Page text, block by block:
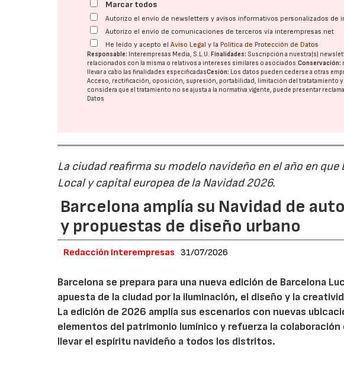
Marcar todos
Autorizo el envío de newsletters y avisos informativos personalizados de
Autorizo el envío de comunicaciones de terceros vía interempresas.net
He leído y acepto elAviso Legal y la Política de Protección de Datos
Responsable: Interempresas Media, S.L.U.Finalidades: Suscripción a nuestra(s)
relacionados con la misma o relativos a intereses similares o asociados.Conservación:
llevar a cabo las finalidades especificadasCesión: Los datos pueden cederse a otras
Acceso, rectificación, oposición, supresión, portabilidad, limitación del tratatamiento y
considera que el tratamiento no se ajusta a la normativa vigente, puede presentar
Datos
La ciudad reafirma su modelo navideño en el año en
Local y capital europea de la Navidad 2026.
Barcelona amplía su Navidad de
y propuestas de diseño urbano
Redacción Interempresas 31/07/2026
Barcelona se prepara para una nueva edición de Barcelona
apuesta de la ciudad por la iluminación, el diseño y la
La edición de 2026 amplía sus escenarios con nuevas
elementos del patrimonio lumínico y refuerza la
llevar el espíritu navideño a todos los distritos.